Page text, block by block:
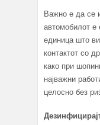
Важно е да се
автомобилот е
единица што
контактот со
како при
најважни
целосно без